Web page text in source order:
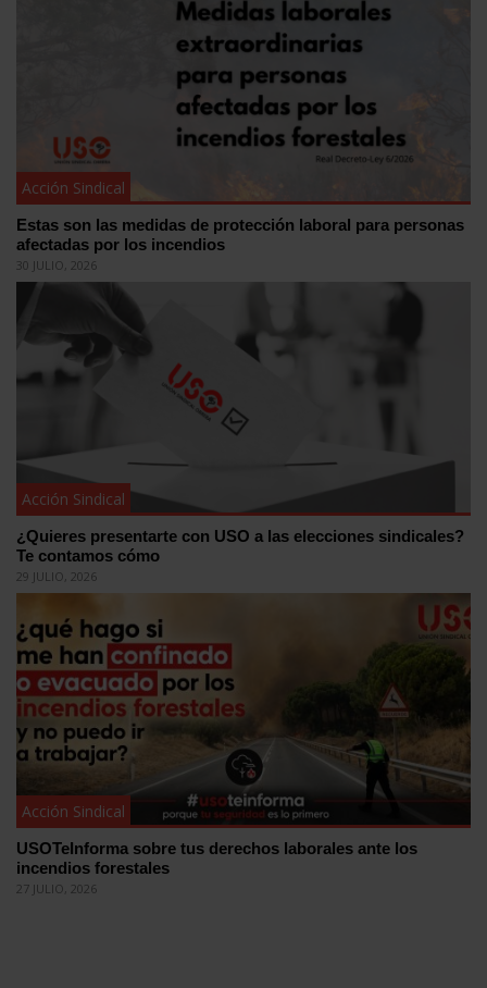
Acción Sindical
Estas son las medidas de protección laboral para personas
afectadas por los incendios
30 JULIO, 2026
Acción Sindical
¿Quieres presentarte con USO a las elecciones sindicales?
Te contamos cómo
29 JULIO, 2026
Acción Sindical
USOTeInforma sobre tus derechos laborales ante los
incendios forestales
27 JULIO, 2026